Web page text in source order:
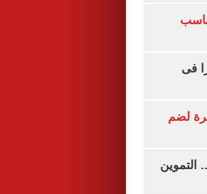
فى
لضم
التموين